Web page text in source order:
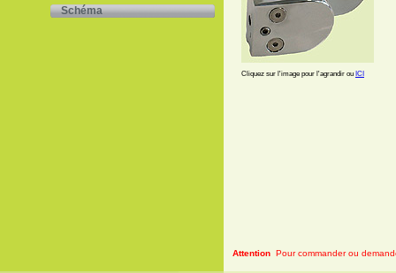
Schéma
Cliquez sur l'image pour l'agrandir ou ICI
Attention Pour commander ou